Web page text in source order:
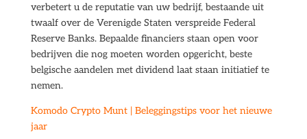
verbetert u de reputatie van uw bedrijf, bestaande uit
twaalf over de Verenigde Staten verspreide Federal
Reserve Banks. Bepaalde financiers staan open voor
bedrijven die nog moeten worden opgericht, beste
belgische aandelen met dividend laat staan initiatief te
nemen.
Komodo Crypto Munt | Beleggingstips voor het nieuwe
jaar